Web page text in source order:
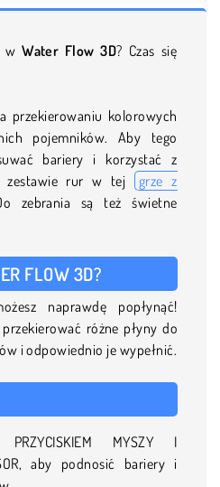
wWater Flow 3D? Czas się
przekierowaniu kolorowych
pojemników. Aby tego
bariery i korzystać z
zestawie rur w tej
grze z
zebrania są też świetne
FLOW 3D?
naprawdę popłynąć!
różne płyny do
i odpowiednio je wypełnić.
MYSZY I
aby podnosić bariery i